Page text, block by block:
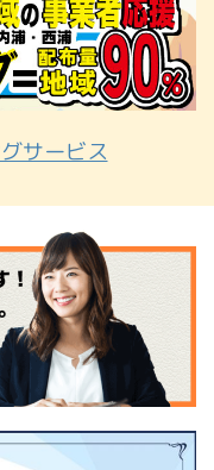
サービス